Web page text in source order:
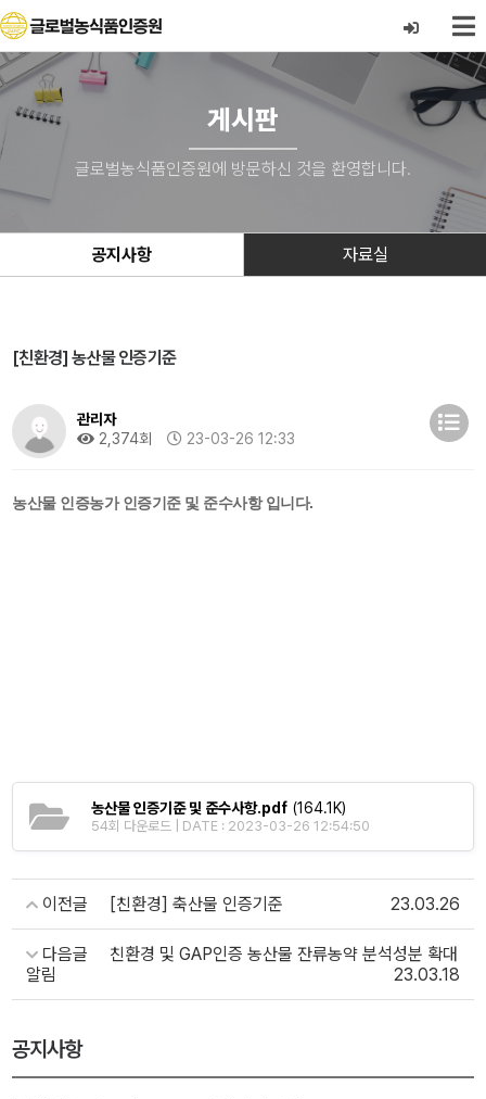
게시판
글로벌농식품인증원에 방문하신 것을 환영합니다.
공지사항 자료실
공지사항
[친환경] 농산물 인증기준
관리자
2,374회
23-03-26 12:33
농산물 인증농가 인증기준 및 준수사항 입니다.
농산물 인증기준 및 준수사항.pdf (164.1K)
54회 다운로드 | DATE : 2023-03-26 12:54:50
이전글 [친환경] 축산물 인증기준 23.03.26
다음글
친환경 및 GAP인증 농산물 잔류농약 분석성분 확대
알림
23.03.18